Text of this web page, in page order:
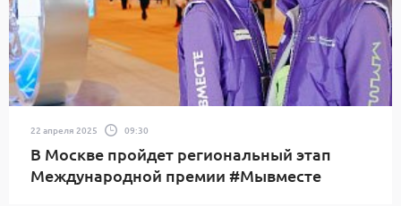
22 апреля 2025 09:30
В Москве пройдет региональный этап
Международной премии #Мывместе